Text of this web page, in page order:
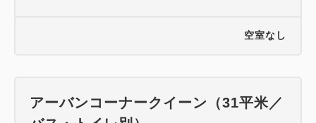
空室なし
アーバンコーナークイーン（31平米／